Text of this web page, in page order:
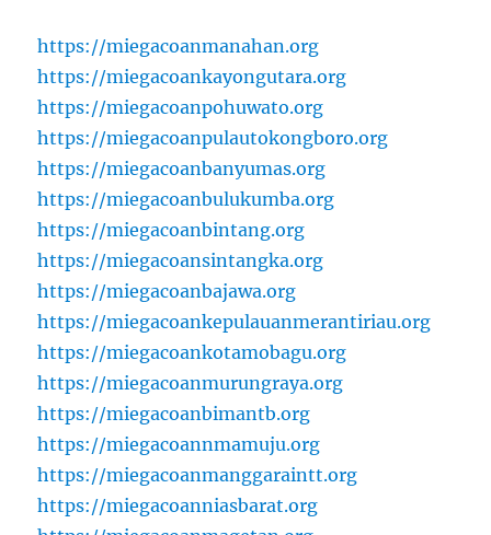
https://miegacoanmanahan.org
https://miegacoankayongutara.org
https://miegacoanpohuwato.org
https://miegacoanpulautokongboro.org
https://miegacoanbanyumas.org
https://miegacoanbulukumba.org
https://miegacoanbintang.org
https://miegacoansintangka.org
https://miegacoanbajawa.org
https://miegacoankepulauanmerantiriau.org
https://miegacoankotamobagu.org
https://miegacoanmurungraya.org
https://miegacoanbimantb.org
https://miegacoannmamuju.org
https://miegacoanmanggaraintt.org
https://miegacoanniasbarat.org